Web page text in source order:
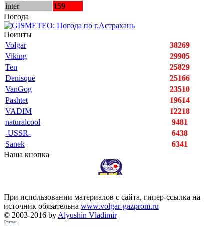
inter
159
Погода
Поинты
Volgar
38269
Viking
29905
Ten
25829
Denisque
25166
VanGog
23510
Pashtet
19614
VADIM
12218
naturalcool
9481
-USSR-
6438
Sanek
6341
Наша кнопка
При использовании материалов с сайта, гипер-ссылка на
источник обязательна www.volgar-gazprom.ru
© 2003-2016 by Alyushin Vladimir
Статьи